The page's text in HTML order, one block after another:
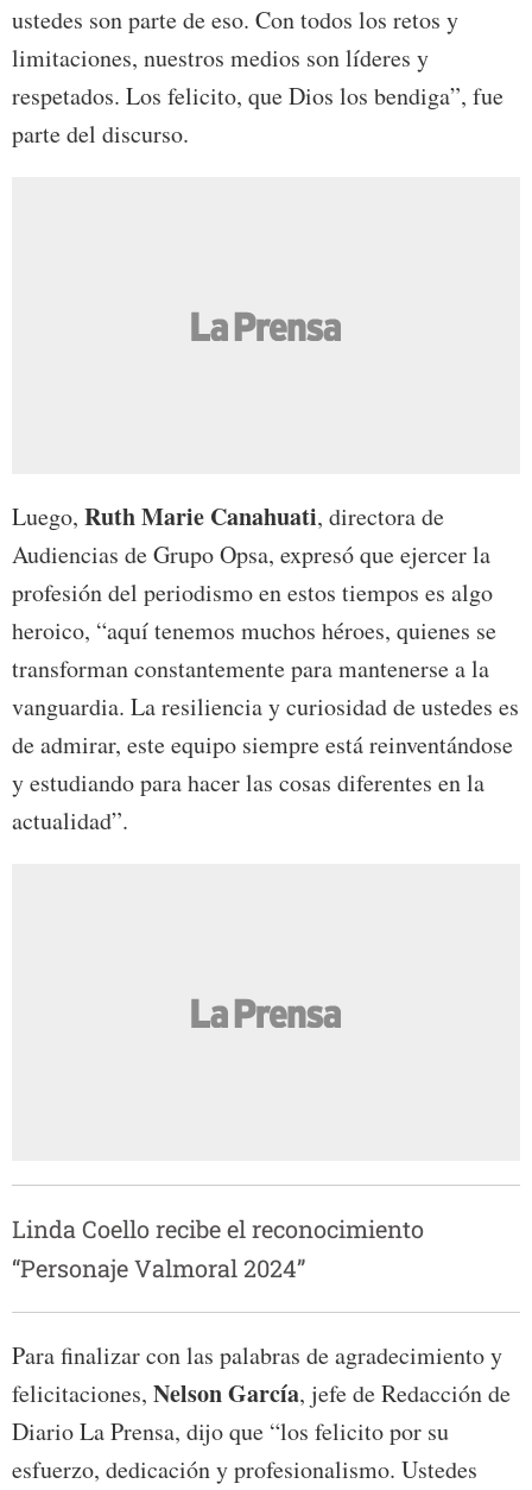
ustedes son parte de eso. Con todos los retos y
limitaciones, nuestros medios son líderes y
respetados. Los felicito, que Dios los bendiga”, fue
parte del discurso.
Luego, Ruth Marie Canahuati, directora de
Audiencias de Grupo Opsa, expresó que ejercer la
profesión del periodismo en estos tiempos es algo
heroico, “aquí tenemos muchos héroes, quienes se
transforman constantemente para mantenerse a la
vanguardia. La resiliencia y curiosidad de ustedes es
de admirar, este equipo siempre está reinventándose
y estudiando para hacer las cosas diferentes en la
actualidad”.
Linda Coello recibe el reconocimiento
“Personaje Valmoral 2024”
Para finalizar con las palabras de agradecimiento y
felicitaciones, Nelson García, jefe de Redacción de
Diario La Prensa, dijo que “los felicito por su
esfuerzo, dedicación y profesionalismo. Ustedes